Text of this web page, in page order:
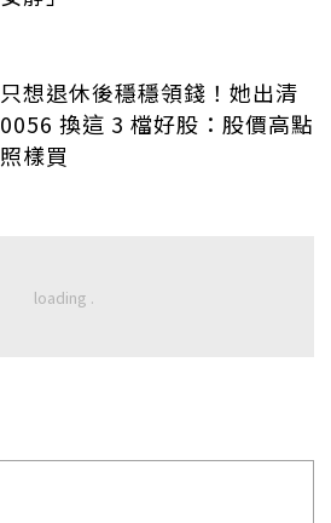
只想退休後穩穩領錢！她出清
0056 換這 3 檔好股：股價高點
照樣買